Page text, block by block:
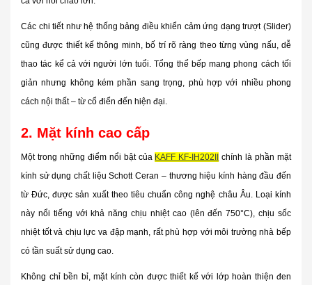
Các chi tiết như hệ thống bảng điều khiển cảm ứng dạng trượt (Slider)
cũng được thiết kế thông minh, bố trí rõ ràng theo từng vùng nấu, dễ
thao tác kể cả với người lớn tuổi. Tổng thể bếp mang phong cách tối
giản nhưng không kém phần sang trọng, phù hợp với nhiều phong
cách nội thất – từ cổ điển đến hiện đại.
2. Mặt kính cao cấp
Một trong những điểm nổi bật của KAFF KF-IH202II
chính là phần mặt
kính sử dụng chất liệuSchott Ceran – thương hiệu kính hàng đầu đến
từ Đức, được sản xuất theo tiêu chuẩn công nghệ châu Âu. Loại kính
này nổi tiếng với khả năngchịu nhiệt cao(lên đến 750°C),chịu sốc
nhiệttốt và chịu lực va đập mạnh, rất phù hợp với môi trường nhà bếp
có tần suất sử dụng cao.
Không chỉ bền bỉ, mặt kính còn được thiết kế với lớp hoàn thiện đen